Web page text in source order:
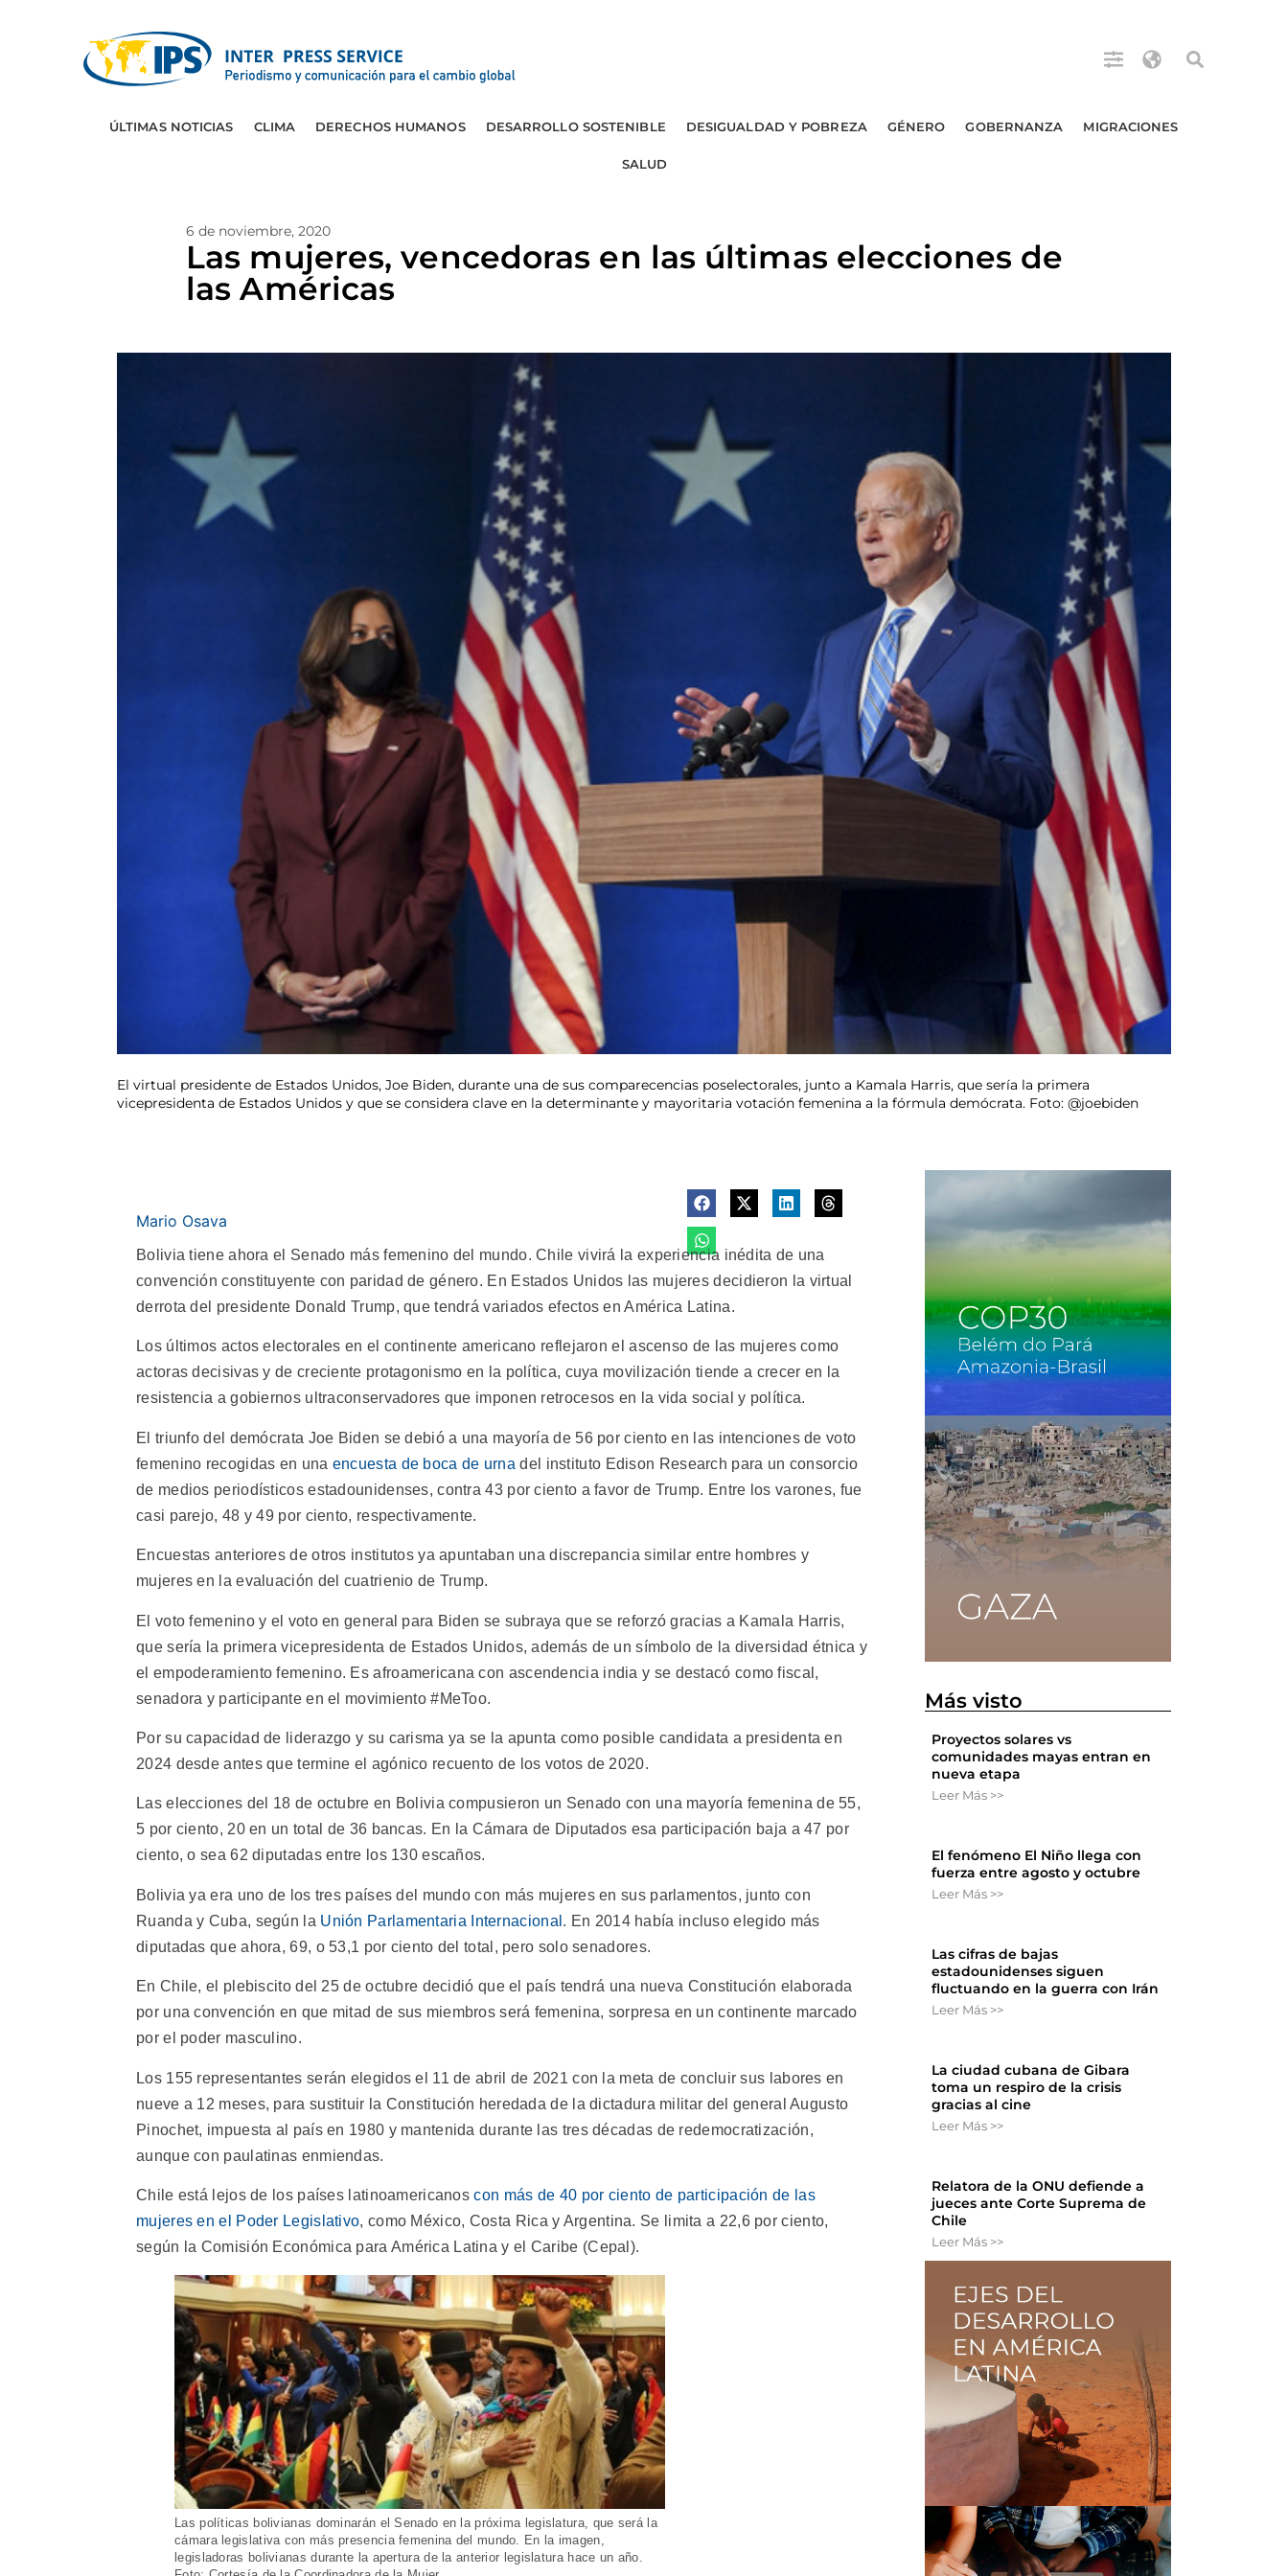
ÚLTIMAS NOTICIAS CLIMA DERECHOS HUMANOS DESARROLLO SOSTENIBLE DESIGUALDAD Y POBREZA GÉNERO GOBERNANZA MIGRACIONES
SALUD
6 de noviembre, 2020
Las mujeres, vencedoras en las últimas elecciones de
las Américas
El virtual presidente de Estados Unidos, Joe Biden, durante una de sus comparecencias poselectorales, junto a Kamala Harris, que sería la primera
vicepresidenta de Estados Unidos y que se considera clave en la determinante y mayoritaria votación femenina a la fórmula demócrata. Foto: @joebiden
Mario Osava
Bolivia tiene ahora el Senado más femenino del mundo. Chile vivirá la experiencia inédita de una
convención constituyente con paridad de género. En Estados Unidos las mujeres decidieron la virtual
derrota del presidente Donald Trump, que tendrá variados efectos en América Latina.
Los últimos actos electorales en el continente americano reflejaron el ascenso de las mujeres como
actoras decisivas y de creciente protagonismo en la política, cuya movilización tiende a crecer en la
resistencia a gobiernos ultraconservadores que imponen retrocesos en la vida social y política.
El triunfo del demócrata Joe Biden se debió a una mayoría de 56 por ciento en las intenciones de voto
femenino recogidas en una encuesta de boca de urna del instituto Edison Research para un consorcio
de medios periodísticos estadounidenses, contra 43 por ciento a favor de Trump. Entre los varones, fue
casi parejo, 48 y 49 por ciento, respectivamente.
Encuestas anteriores de otros institutos ya apuntaban una discrepancia similar entre hombres y
mujeres en la evaluación del cuatrienio de Trump.
El voto femenino y el voto en general para Biden se subraya que se reforzó gracias a Kamala Harris,
que sería la primera vicepresidenta de Estados Unidos, además de un símbolo de la diversidad étnica y
el empoderamiento femenino. Es afroamericana con ascendencia india y se destacó como fiscal,
senadora y participante en el movimiento #MeToo.
Por su capacidad de liderazgo y su carisma ya se la apunta como posible candidata a presidenta en
2024 desde antes que termine el agónico recuento de los votos de 2020.
Las elecciones del 18 de octubre en Bolivia compusieron un Senado con una mayoría femenina de 55,
5 por ciento, 20 en un total de 36 bancas. En la Cámara de Diputados esa participación baja a 47 por
ciento, o sea 62 diputadas entre los 130 escaños.
Bolivia ya era uno de los tres países del mundo con más mujeres en sus parlamentos, junto con
Ruanda y Cuba, según la Unión Parlamentaria Internacional . En 2014 había incluso elegido más
diputadas que ahora, 69, o 53,1 por ciento del total, pero solo senadores.
En Chile, el plebiscito del 25 de octubre decidió que el país tendrá una nueva Constitución elaborada
por una convención en que mitad de sus miembros será femenina, sorpresa en un continente marcado
por el poder masculino.
Los 155 representantes serán elegidos el 11 de abril de 2021 con la meta de concluir sus labores en
nueve a 12 meses, para sustituir la Constitución heredada de la dictadura militar del general Augusto
Pinochet, impuesta al país en 1980 y mantenida durante las tres décadas de redemocratización,
aunque con paulatinas enmiendas.
Chile está lejos de los países latinoamericanoscon más de 40 por ciento de participación de las
mujeres en el Poder Legislativo, como México, Costa Rica y Argentina. Se limita a 22,6 por ciento,
según la Comisión Económica para América Latina y el Caribe (Cepal).
Las políticas bolivianas dominarán el Senado en la próxima legislatura, que será la
cámara legislativa con más presencia femenina del mundo. En la imagen,
legisladoras bolivianas durante la apertura de la anterior legislatura hace un año.
Más visto
Proyectos solares vs
comunidades mayas entran en
nueva etapa
Leer Más >>
El fenómeno El Niño llega con
fuerza entre agosto y octubre
Leer Más >>
Las cifras de bajas
estadounidenses siguen
fluctuando en la guerra con Irán
Leer Más >>
La ciudad cubana de Gibara
toma un respiro de la crisis
gracias al cine
Leer Más >>
Relatora de la ONU defiende a
jueces ante Corte Suprema de
Chile
Leer Más >>